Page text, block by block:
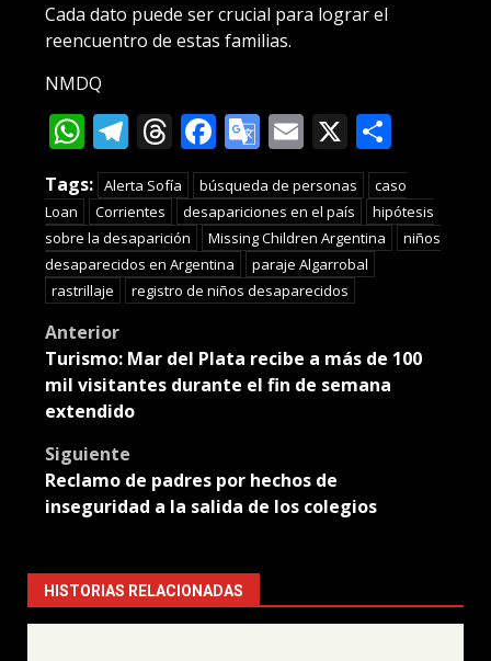
Cada dato puede ser crucial para lograr el
reencuentro de estas familias.
NMDQ
WhatsApp
Telegram
Threads
Facebook
Google
Translate
Email
X
Tags: Alerta Sofía búsqueda de personas
caso
Loan
Corrientes desapariciones en el país
hipótesis
sobre la desaparición
Missing Children Argentina
niños
desaparecidos en Argentina
paraje Algarrobal
rastrillaje
registro de niños desaparecidos
Post
navigation
Anterior
Turismo: Mar del Plata recibe a más de 100
mil visitantes durante el fin de semana
extendido
Siguiente
Reclamo de padres por hechos de
inseguridad a la salida de los colegios
HISTORIAS RELACIONADAS